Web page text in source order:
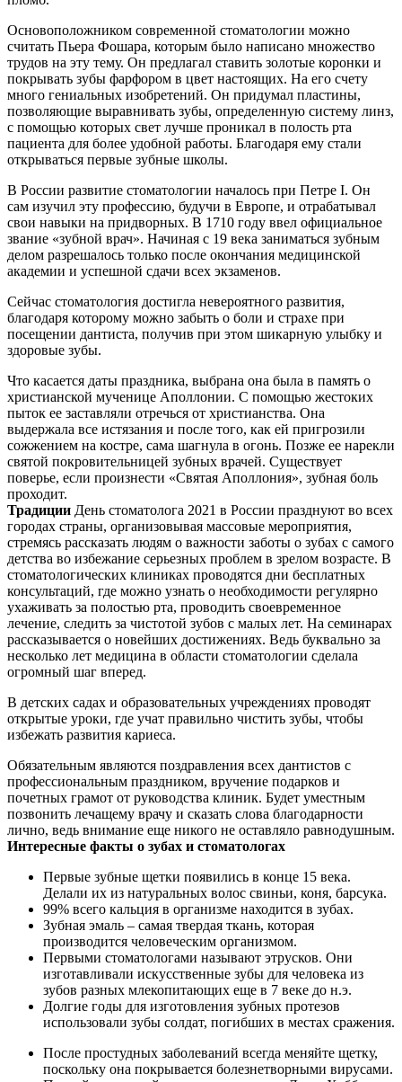
Основоположником современной стоматологии можно
считать Пьера Фошара, которым было написано множество
трудов на эту тему. Он предлагал ставить золотые коронки и
покрывать зубы фарфором в цвет настоящих. На его счету
много гениальных изобретений. Он придумал пластины,
позволяющие выравнивать зубы, определенную систему линз,
с помощью которых свет лучше проникал в полость рта
пациента для более удобной работы. Благодаря ему стали
открываться первые зубные школы.
В России развитие стоматологии началось при Петре I. Он
сам изучил эту профессию, будучи в Европе, и отрабатывал
свои навыки на придворных. В 1710 году ввел официальное
звание «зубной врач». Начиная с 19 века заниматься зубным
делом разрешалось только после окончания медицинской
академии и успешной сдачи всех экзаменов.
Сейчас стоматология достигла невероятного развития,
благодаря которому можно забыть о боли и страхе при
посещении дантиста, получив при этом шикарную улыбку и
здоровые зубы.
Что касается даты праздника, выбрана она была в память о
христианской мученице Аполлонии. С помощью жестоких
пыток ее заставляли отречься от христианства. Она
выдержала все истязания и после того, как ей пригрозили
сожжением на костре, сама шагнула в огонь. Позже ее нарекли
святой покровительницей зубных врачей. Существует
поверье, если произнести «Святая Аполлония», зубная боль
проходит.
Традиции День стоматолога 2021 в России празднуют во всех
городах страны, организовывая массовые мероприятия,
стремясь рассказать людям о важности заботы о зубах с самого
детства во избежание серьезных проблем в зрелом возрасте. В
стоматологических клиниках проводятся дни бесплатных
консультаций, где можно узнать о необходимости регулярно
ухаживать за полостью рта, проводить своевременное
лечение, следить за чистотой зубов с малых лет. На семинарах
рассказывается о новейших достижениях. Ведь буквально за
несколько лет медицина в области стоматологии сделала
огромный шаг вперед.
В детских садах и образовательных учреждениях проводят
открытые уроки, где учат правильно чистить зубы, чтобы
избежать развития кариеса.
Обязательным являются поздравления всех дантистов с
профессиональным праздником, вручение подарков и
почетных грамот от руководства клиник. Будет уместным
позвонить лечащему врачу и сказать слова благодарности
лично, ведь внимание еще никого не оставляло равнодушным.
Интересные факты о зубах и стоматологах
Первые зубные щетки появились в конце 15 века.
Делали их из натуральных волос свиньи, коня, барсука.
99% всего кальция в организме находится в зубах.
Зубная эмаль – самая твердая ткань, которая
производится человеческим организмом.
Первыми стоматологами называют этрусков. Они
изготавливали искусственные зубы для человека из
зубов разных млекопитающих еще в 7 веке до н.э.
Долгие годы для изготовления зубных протезов
использовали зубы солдат, погибших в местах сражения.
После простудных заболеваний всегда меняйте щетку,
поскольку она покрывается болезнетворными вирусами.